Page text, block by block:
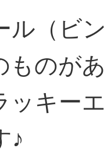
ル（ビ
ものが
ッキー
♪